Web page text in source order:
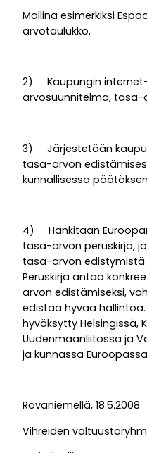
Mallina esimerkiksi
arvotaulukko.
2) Kaupungin internet-
arvosuunnitelma,
3) Järjestetään
tasa-arvon
kunnallisessa
4) Hankitaan
tasa-arvon peruskirja,
tasa-arvon edistymistä
Peruskirja antaa
arvon edistämiseksi,
edistää hyvää
hyväksytty Helsingissä,
Uudenmaanliitossa ja
ja kunnassa
Rovaniemellä, 18.5.2008
Vihreiden